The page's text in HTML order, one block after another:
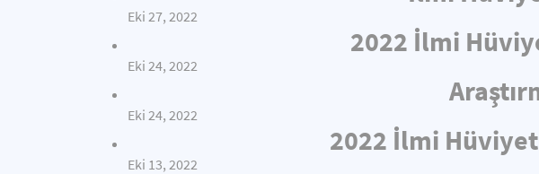
Eki 27, 2022
2022 İlmi
Eki 24, 2022
Eki 24, 2022
2022 İlmi Hüviyet
Eki 13, 2022